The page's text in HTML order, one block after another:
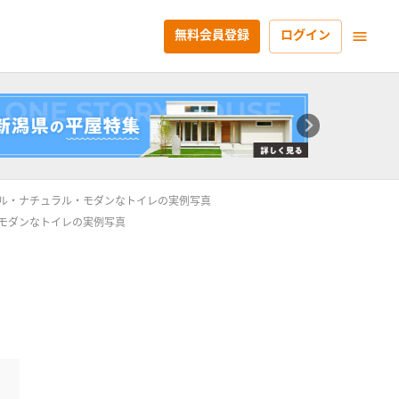
無料会員登録 ログイン
・ナチュラル・モダンなトイレの実例写真
ダンなトイレの実例写真